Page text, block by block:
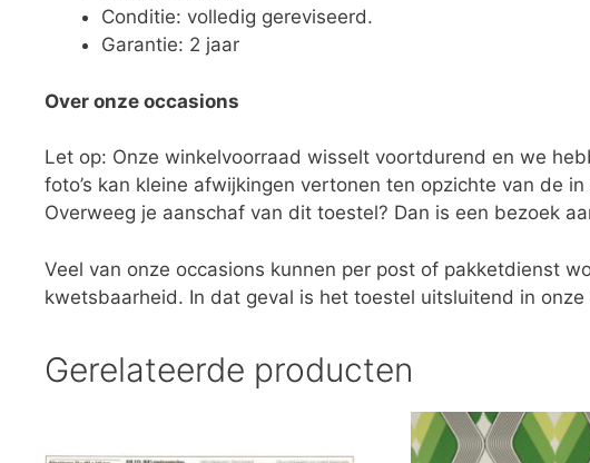
Conditie: volledig gereviseerd.
Garantie: 2 jaar
Over onze occasions
Let op: Onze winkelvoorraad wisselt voortdurend en we
foto’s kan kleine afwijkingen vertonen ten opzichte van de
Overweeg je aanschaf van dit toestel? Dan is een bezoek
Veel van onze occasions kunnen per post of pakketdienst
kwetsbaarheid. In dat geval is het toestel uitsluitend in onze
Gerelateerde producten